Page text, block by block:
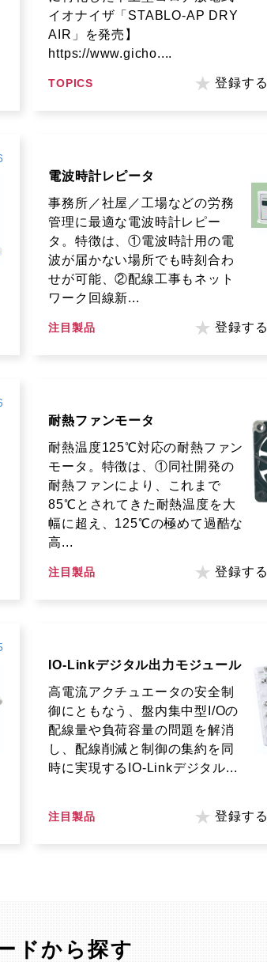
イオナイザ「STABLO-AP DRY
AIR」を発売】
https://www.gicho....
TOPICS 登録する
電波時計レピータ
事務所／社屋／工場などの労務
管理に最適な電波時計レピー
タ。特徴は、①電波時計用の電
波が届かない場所でも時刻合わ
せが可能、②配線工事もネット
ワーク回線新...
注目製品 登録する
耐熱ファンモータ
耐熱温度125℃対応の耐熱ファン
モータ。特徴は、①同社開発の
耐熱ファンにより、これまで
85℃とされてきた耐熱温度を大
幅に超え、125℃の極めて過酷な
高...
注目製品 登録する
IO-Linkデジタル出力モジュール
高電流アクチュエータの安全制
御にともなう、盤内集中型I/Oの
配線量や負荷容量の問題を解消
し、配線削減と制御の集約を同
時に実現するIO-Linkデジタル...
注目製品 登録する
ドから探す